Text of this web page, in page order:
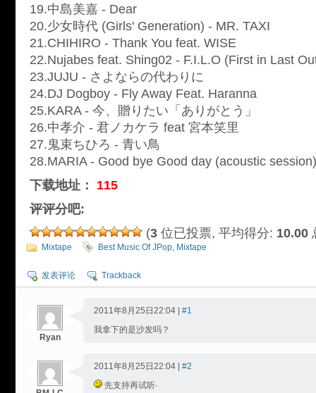
19.中島美嘉 - Dear
20.少女時代 (Girls' Generation) - MR. TAXI
21.CHIHIRO - Thank You feat. WISE
22.Nujabes feat. Shing02 - F.I.L.O (First in Last
23.JUJU - さよならの代わりに
24.DJ Dogboy - Fly Away Feat. Haranna
25.KARA - 今、贈りたい「ありがとう」
26.中孝介 - 君ノカケラ feat 宮本笑里
27.鬼束ちひろ - 青い鳥
28.MARIA - Good bye Good day (acoustic session)
下载地址：
115
评评分吧:
(3 位已投票, 平均得分: 10.00
Mixtape Best Music Of JPop, Mixtape
发表评论 Trackback
Ryan
2011年8月25日22:04 | #1
我拿下的是沙发吗？
2011年8月25日22:04 | #2
先支持再试听·